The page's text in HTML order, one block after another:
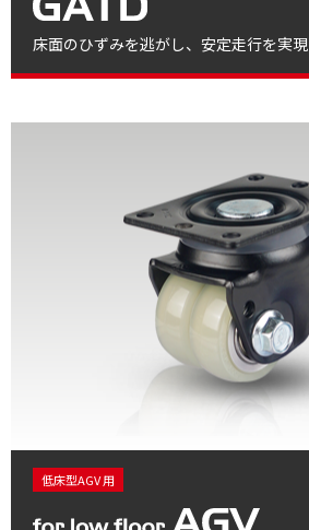
床面のひずみを逃がし、安定走行を実現
低床型AGV 用